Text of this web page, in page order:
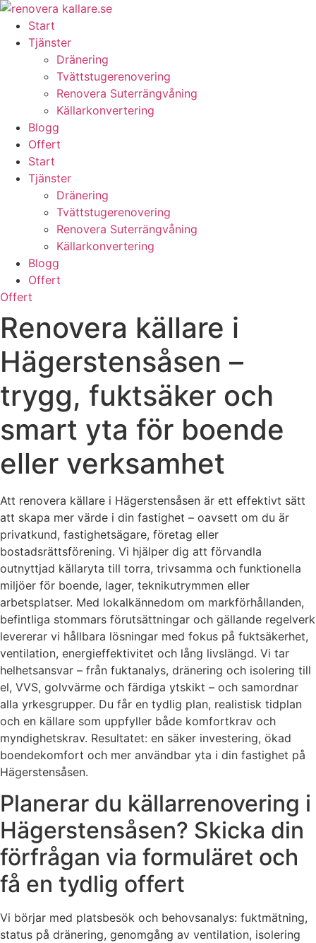
Skip
content
Start
Tjänster
Dränering
Tvättstugerenovering
Renovera Suterrängvåning
Källarkonvertering
Blogg
Offert
Start
Tjänster
Dränering
Tvättstugerenovering
Renovera Suterrängvåning
Källarkonvertering
Blogg
Offert
Offert
Renovera källare i
Hägerstensåsen –
trygg, fuktsäker och
smart yta för boende
eller verksamhet
Att renovera källare i Hägerstensåsen är ett effektivt sätt
att skapa mer värde i din fastighet – oavsett om du är
privatkund, fastighetsägare, företag eller
bostadsrättsförening. Vi hjälper dig att förvandla
outnyttjad källaryta till torra, trivsamma och funktionella
miljöer för boende, lager, teknikutrymmen eller
arbetsplatser. Med lokalkännedom om markförhållanden,
befintliga stommars förutsättningar och gällande regelverk
levererar vi hållbara lösningar med fokus på fuktsäkerhet,
ventilation, energieffektivitet och lång livslängd. Vi tar
helhetsansvar – från fuktanalys, dränering och isolering till
el, VVS, golvvärme och färdiga ytskikt – och samordnar
alla yrkesgrupper. Du får en tydlig plan, realistisk tidplan
och en källare som uppfyller både komfortkrav och
myndighetskrav. Resultatet: en säker investering, ökad
boendekomfort och mer användbar yta i din fastighet på
Hägerstensåsen.
Planerar du källarrenovering i
Hägerstensåsen? Skicka din
förfrågan via formuläret och
få en tydlig offert
Vi börjar med platsbesök och behovsanalys: fuktmätning,
status på dränering, genomgång av ventilation, isolering